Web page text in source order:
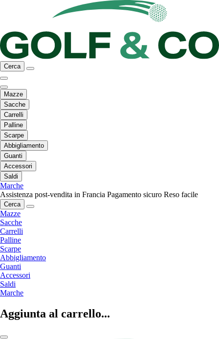
Cerca
Mazze
Sacche
Carrelli
Palline
Scarpe
Abbigliamento
Guanti
Accessori
Saldi
Marche
Assistenza post-vendita in Francia Pagamento sicuro Reso facile
Cerca
Mazze
Sacche
Carrelli
Palline
Scarpe
Abbigliamento
Guanti
Accessori
Saldi
Marche
Aggiunta al carrello...